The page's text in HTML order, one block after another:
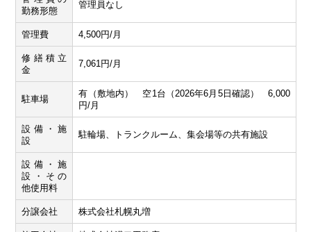
勤務形態
管理員なし
管理費 4,500円/月
修繕積立
金
7,061円/月
駐車場
有（敷地内） 空1台（2026年6月5日確認） 6,000
円/月
設備・施
設
駐輪場、トランクルーム、集会場等の共有施設
設備・施
設・その
他使用料
分譲会社 株式会社札幌丸増